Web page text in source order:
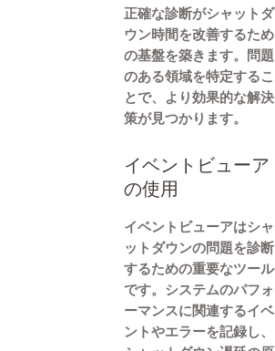
正確な診断がシャットダ
ウン時間を改善するため
の基盤を築きます。問題
のある領域を特定するこ
とで、より効果的な解決
策が見つかります。
イベントビューア
の使用
イベントビューアはシャ
ットダウンの問題を診断
するための重要なツール
です。システムのパフォ
ーマンスに関連するイベ
ントやエラーを記録し、